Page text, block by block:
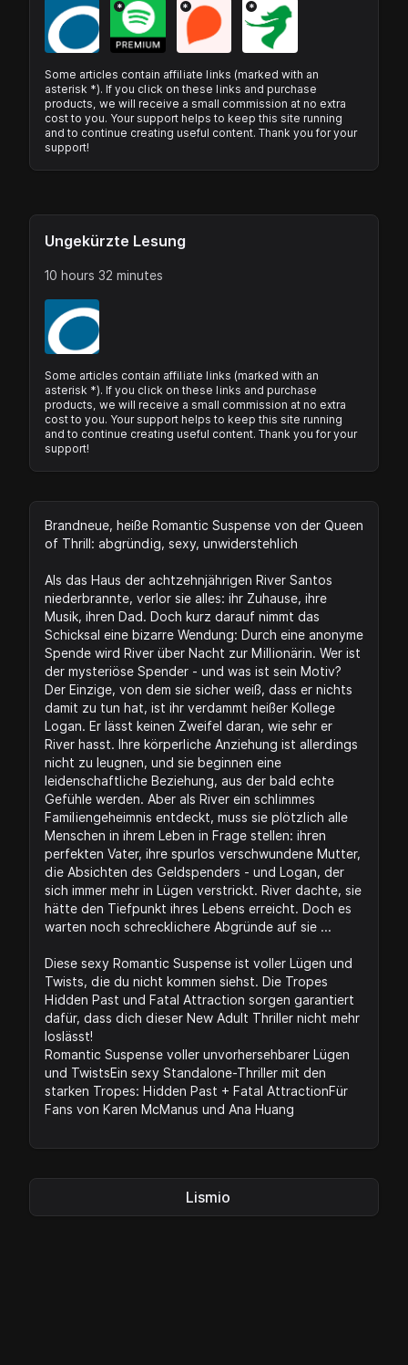
* * *
Some articles contain affiliate links (marked with an
asterisk *). If you click on these links and purchase
products, we will receive a small commission at no extra
cost to you. Your support helps to keep this site running
and to continue creating useful content. Thank you for your
support!
Ungekürzte Lesung
10 hours 32 minutes
Some articles contain affiliate links (marked with an
asterisk *). If you click on these links and purchase
products, we will receive a small commission at no extra
cost to you. Your support helps to keep this site running
and to continue creating useful content. Thank you for your
support!
Brandneue, heiße Romantic Suspense von der Queen
of Thrill: abgründig, sexy, unwiderstehlich
Als das Haus der achtzehnjährigen River Santos
niederbrannte, verlor sie alles: ihr Zuhause, ihre
Musik, ihren Dad. Doch kurz darauf nimmt das
Schicksal eine bizarre Wendung: Durch eine anonyme
Spende wird River über Nacht zur Millionärin. Wer ist
der mysteriöse Spender - und was ist sein Motiv?
Der Einzige, von dem sie sicher weiß, dass er nichts
damit zu tun hat, ist ihr verdammt heißer Kollege
Logan. Er lässt keinen Zweifel daran, wie sehr er
River hasst. Ihre körperliche Anziehung ist allerdings
nicht zu leugnen, und sie beginnen eine
leidenschaftliche Beziehung, aus der bald echte
Gefühle werden. Aber als River ein schlimmes
Familiengeheimnis entdeckt, muss sie plötzlich alle
Menschen in ihrem Leben in Frage stellen: ihren
perfekten Vater, ihre spurlos verschwundene Mutter,
die Absichten des Geldspenders - und Logan, der
sich immer mehr in Lügen verstrickt. River dachte, sie
hätte den Tiefpunkt ihres Lebens erreicht. Doch es
warten noch schrecklichere Abgründe auf sie ...
Diese sexy Romantic Suspense ist voller Lügen und
Twists, die du nicht kommen siehst. Die Tropes
Hidden Past und Fatal Attraction sorgen garantiert
dafür, dass dich dieser New Adult Thriller nicht mehr
loslässt!
Romantic Suspense voller unvorhersehbarer Lügen
und TwistsEin sexy Standalone-Thriller mit den
starken Tropes: Hidden Past + Fatal AttractionFür
Fans von Karen McManus und Ana Huang
Lismio